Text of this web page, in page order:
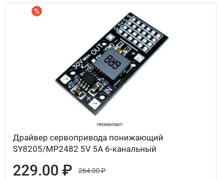
Драйвер сервопривода понижающий
SY8205/MP2482 5V 5A 6-канальный
229.00 ₽ 264.00 ₽